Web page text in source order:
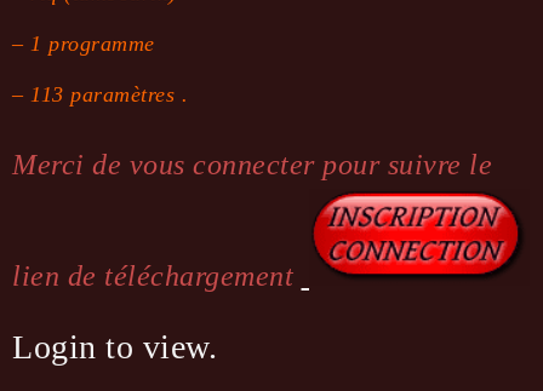
– 1 programme
– 113 paramètres .
Merci de vous connecter pour suivre le
lien de téléchargement
Login to view.